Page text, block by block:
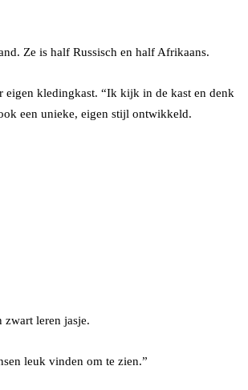
Ze is half Russisch en half Afrikaans.
eigen kledingkast. “Ik kijk in de kast en denk
een unieke, eigen stijl ontwikkeld.
leren jasje.
leuk vinden om te zien.”